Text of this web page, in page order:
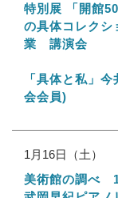
特別展 「開館
の具体コレクシ
業 講演会
「具体と私」
会会員)
1月16日（土）
美術館の調べ 1